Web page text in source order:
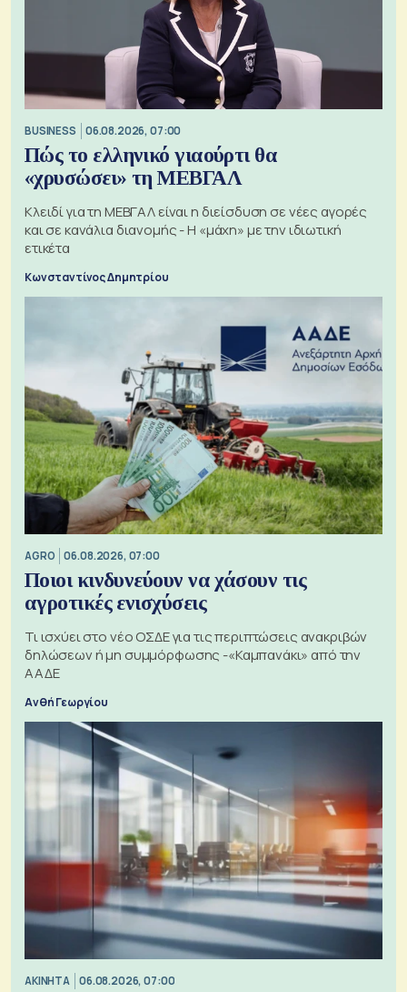
BUSINESS 06.08.2026, 07:00
Πώς το ελληνικό γιαούρτι θα
«χρυσώσει» τη ΜΕΒΓΑΛ
Κλειδί για τη ΜΕΒΓΑΛ είναι η διείσδυση σε νέες αγορές
και σε κανάλια διανομής - Η «μάχη» με την ιδιωτική
ετικέτα
Κωνσταντίνος Δημητρίου
AGRO 06.08.2026, 07:00
Ποιοι κινδυνεύουν να χάσουν τις
αγροτικές ενισχύσεις
Τι ισχύει στο νέο ΟΣΔΕ για τις περιπτώσεις ανακριβών
δηλώσεων ή μη συμμόρφωσης -«Καμπανάκι» από την
ΑΑΔΕ
Ανθή Γεωργίου
ΑΚΙΝΗΤΑ 06.08.2026, 07:00